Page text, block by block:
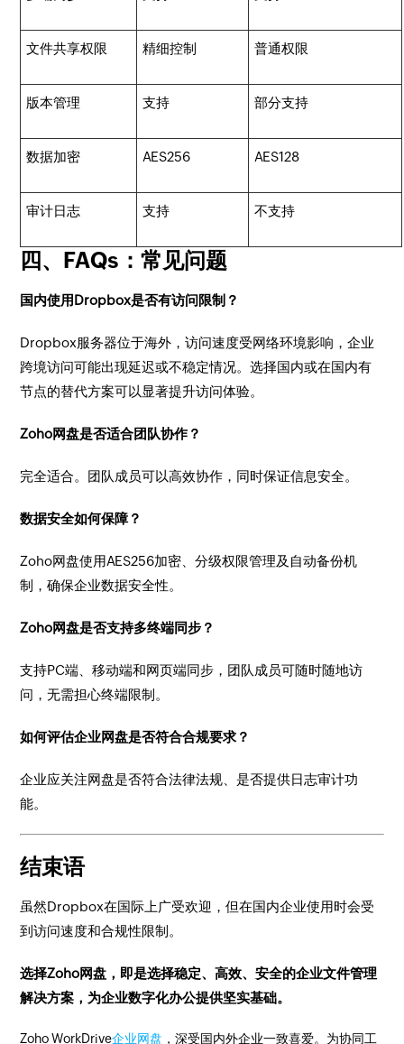
文件共享权限 精细控制 普通权限
版本管理 支持 部分支持
数据加密 AES256 AES128
审计日志 支持 不支持
四、FAQs：常见问题
国内使用Dropbox是否有访问限制？
Dropbox服务器位于海外，访问速度受网络环境影响，企业
跨境访问可能出现延迟或不稳定情况。选择国内或在国内有
节点的替代方案可以显著提升访问体验。
Zoho网盘是否适合团队协作？
完全适合。团队成员可以高效协作，同时保证信息安全。
数据安全如何保障？
Zoho网盘使用AES256加密、分级权限管理及自动备份机
制，确保企业数据安全性。
Zoho网盘是否支持多终端同步？
支持PC端、移动端和网页端同步，团队成员可随时随地访
问，无需担心终端限制。
如何评估企业网盘是否符合合规要求？
企业应关注网盘是否符合法律法规、是否提供日志审计功
能。
结束语
虽然Dropbox在国际上广受欢迎，但在国内企业使用时会受
到访问速度和合规性限制。
选择Zoho网盘，即是选择稳定、高效、安全的企业文件管理
解决方案，为企业数字化办公提供坚实基础。
Zoho WorkDrive企业网盘 ，深受国内外企业一致喜爱。为协同工